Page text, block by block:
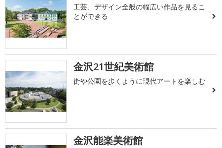
工芸、デザイン全般の幅広い作品を見るこ
とができる
金沢21世紀美術館
街や公園を歩くように現代アートを楽しむ
金沢能楽美術館